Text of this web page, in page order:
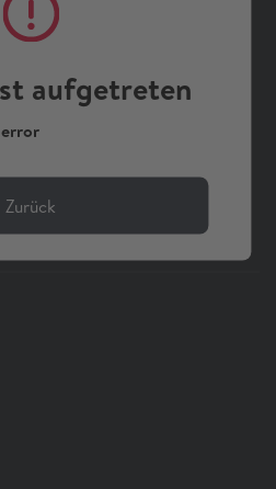
aufgetreten
Zurück